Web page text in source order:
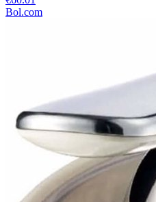
Bol.com